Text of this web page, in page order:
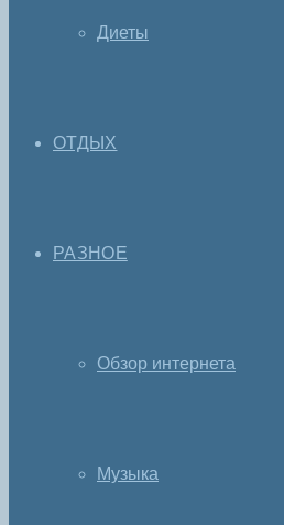
Диеты
ОТДЫХ
РАЗНОЕ
Обзор интернета
Музыка